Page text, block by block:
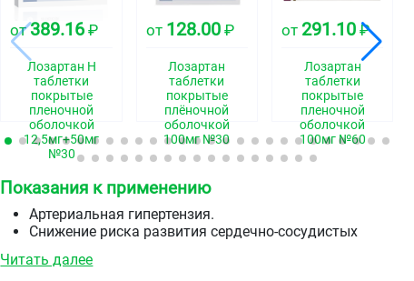
от389.16 ₽
Лозартан Н
таблетки
покрытые
пленочной
оболочкой
12,5мг+50мг
№30
от 128.00₽
Лозартан
таблетки
покрытые
плёночной
оболочкой
100мг №30
от 291.10 ₽
Лозартан
таблетки
покрытые
пленочной
оболочкой
100мг №60
Показания к применению
Артериальная гипертензия.
Снижение риска развития сердечно-сосудистых
артериальной гипертензией и гипертрофией левого
Читать далее